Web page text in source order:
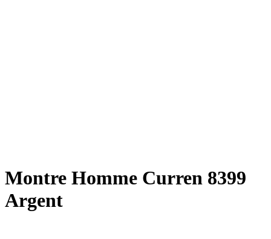
Montre Homme Curren 8399
Argent